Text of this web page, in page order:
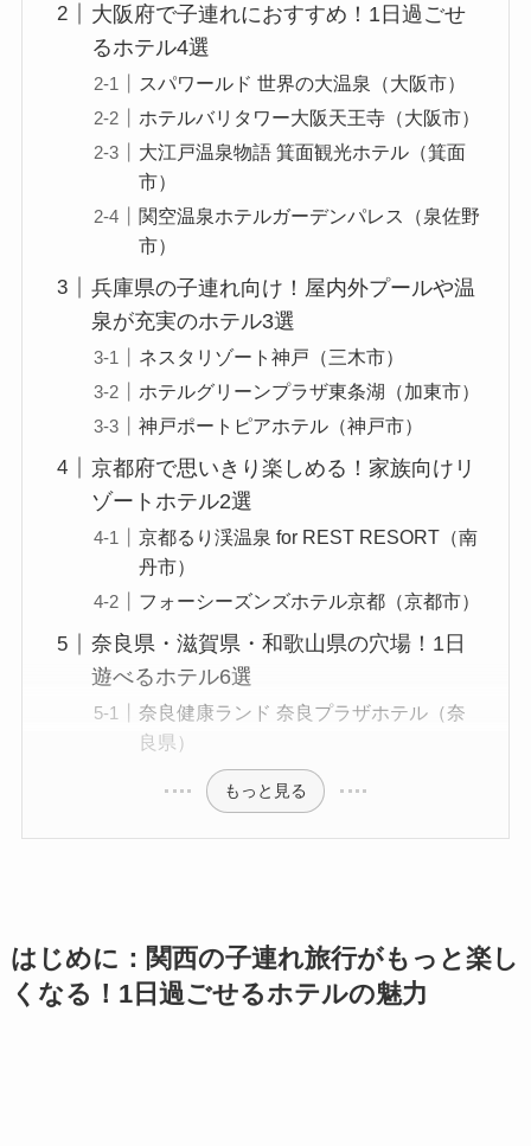
大阪府で子連れにおすすめ！1日過ごせ
るホテル4選
スパワールド 世界の大温泉（大阪市）
ホテルバリタワー大阪天王寺（大阪市）
大江戸温泉物語 箕面観光ホテル（箕面
市）
関空温泉ホテルガーデンパレス（泉佐野
市）
兵庫県の子連れ向け！屋内外プールや温
泉が充実のホテル3選
ネスタリゾート神戸（三木市）
ホテルグリーンプラザ東条湖（加東市）
神戸ポートピアホテル（神戸市）
京都府で思いきり楽しめる！家族向けリ
ゾートホテル2選
京都るり渓温泉 for REST RESORT（南
丹市）
フォーシーズンズホテル京都（京都市）
奈良県・滋賀県・和歌山県の穴場！1日
遊べるホテル6選
奈良健康ランド 奈良プラザホテル（奈
良県）
もっと見る
はじめに：関西の子連れ旅行がもっと楽し
くなる！1日過ごせるホテルの魅力